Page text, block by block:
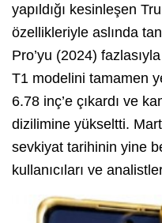
yapıldığı kesinleşen
özellikleriyle aslında
Pro’yu (2024)
T1 modelini tamamen
6.78 inç’e çıkardı ve
dizilimine yükseltti.
sevkiyat tarihinin yine
kullanıcıları ve